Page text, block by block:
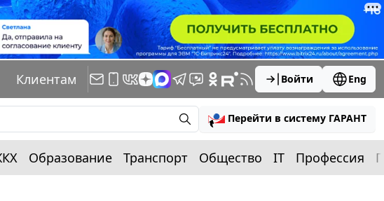
Клиентам Войти Eng
Перейти в систему ГАРАНТ
Образование Транспорт Общество IT Профессия